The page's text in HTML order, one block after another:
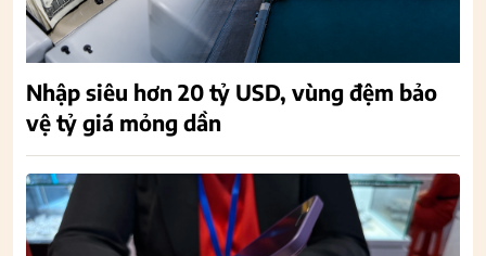
Nhập siêu hơn 20 tỷ USD, vùng đệm bảo
vệ tỷ giá mỏng dần